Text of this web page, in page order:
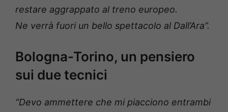
restare aggrappato al treno europeo.
Ne verrà fuori un bello spettacolo al Dall’Ara”.
Bologna-Torino, un pensiero
sui due tecnici
“Devo ammettere che mi piacciono entrambi